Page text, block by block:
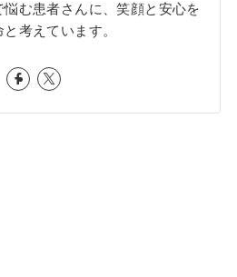
む患者さんに、笑顔と安心を
考えています。